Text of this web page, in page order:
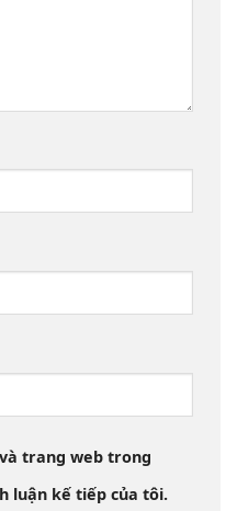
trang web trong
luận kế tiếp của tôi.